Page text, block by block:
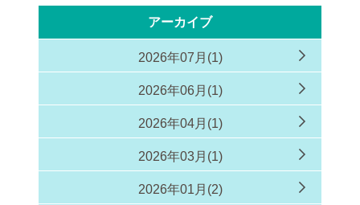
アーカイブ
2026年07月(1)
2026年06月(1)
2026年04月(1)
2026年03月(1)
2026年01月(2)